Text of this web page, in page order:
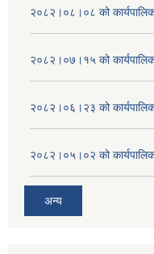
२०८२।०८।०८ को
२०८२।०७।१५ को
२०८२।०६।२३ को
२०८२।०५।०२ को
अन्य